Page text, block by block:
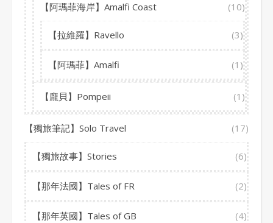
【阿瑪菲海岸】Amalfi Coast (10)
【拉維羅】Ravello (3)
【阿瑪菲】Amalfi (1)
【龐貝】Pompeii (1)
【獨旅筆記】Solo Travel (17)
【獨旅故事】Stories (6)
【那年法國】Tales of FR (2)
【那年英國】Tales of GB (4)